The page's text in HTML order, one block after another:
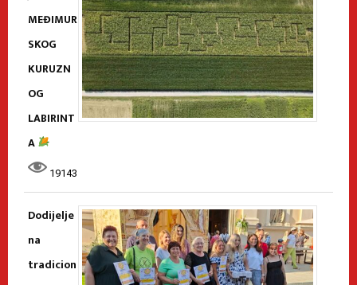
MEĐIMUR
SKOG
KURUZN
OG
LABIRINT
A
19143
Dodijelje
na
tradicion